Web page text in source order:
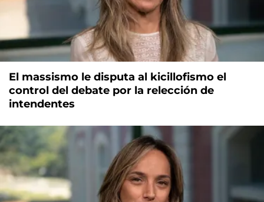
El massismo le disputa al kicillofismo el
control del debate por la relección de
intendentes